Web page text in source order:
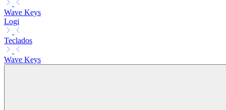
Wave Keys
Logi
Teclados
Wave Keys